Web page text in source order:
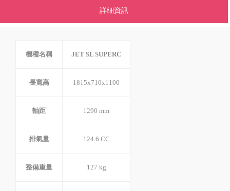
詳細資訊
機種名稱 JET SL SUPERC
長寬高 1815x710x1100
軸距 1290 mm
排氣量 124.6 CC
整備重量 127 kg